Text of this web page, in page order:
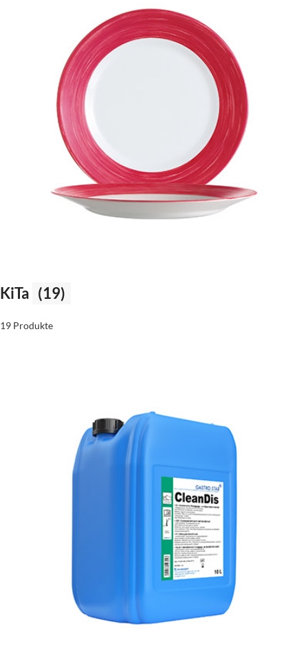
KiTa (19)
19 Produkte